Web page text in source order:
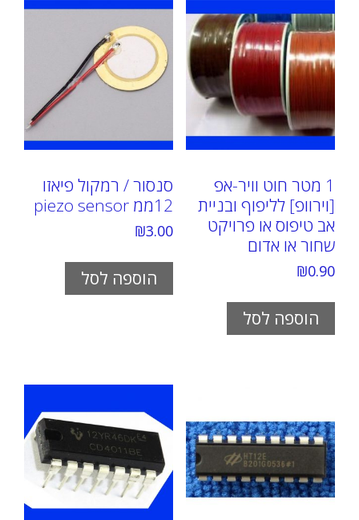
1 מטר חוט וויר-אפ
[וירוופ] לליפוף ובניית
אב טיפוס או פרויקט
שחור או אדום
₪0.90
הוספה לסל
סנסור / רמקול פיאזו
12ממ piezo sensor
₪3.00
הוספה לסל